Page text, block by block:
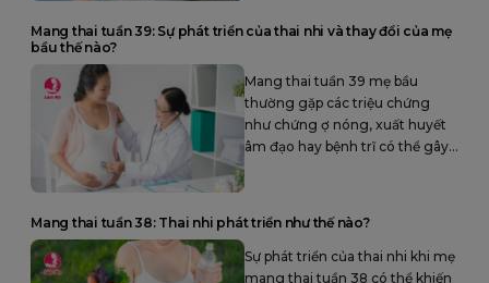
Mang thai tuần 39: Sự phát triển của thai nhi và thay đổi của mẹ
bầu thế nào?
Mang thai tuần 39 mẹ bầu
thường gặp các triệu chứng
như chứng ợ nóng, xuất huyết
âm đạo hay bệnh trĩ có thể gây
Mang thai tuần 38: Thai nhi phát triển như thế nào?
Sự phát triển của thai nhi khi mẹ
mang thai tuần 38 có thể khiến